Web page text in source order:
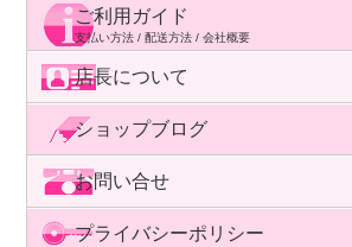
ご利用ガイド
支払い方法 / 配送方法 / 会社概要
店長について
ショップブログ
お問い合せ
プライバシーポリシー